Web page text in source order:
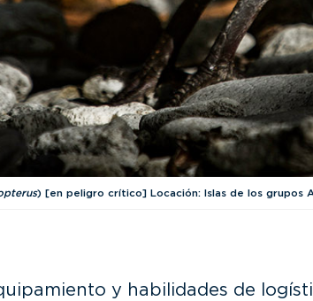
) [en peligro crítico] Locación: Islas de los grupos
y habilidades de